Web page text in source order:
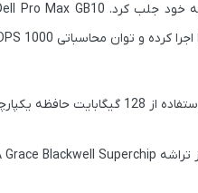
اجرا کرده و توان محاسباتی 1000 TOPS را در دقت FP4